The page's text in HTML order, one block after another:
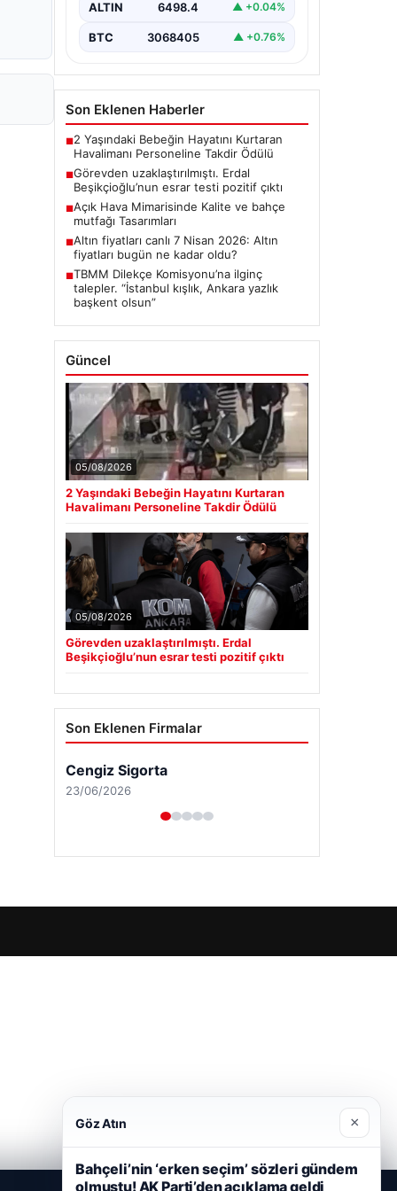
"Türkiye'nin önemli
ALTIN 6498.4 ▲ +0.04%
BTC 3068405 ▲ +0.76%
Son Eklenen Haberler
■2 Yaşındaki Bebeğin Hayatını Kurtaran
Havalimanı Personeline Takdir Ödülü
■Görevden uzaklaştırılmıştı. Erdal
Beşikçioğlu’nun esrar testi pozitif çıktı
■Açık Hava Mimarisinde Kalite ve bahçe
mutfağı Tasarımları
■Altın fiyatları canlı 7 Nisan 2026: Altın
fiyatları bugün ne kadar oldu?
■TBMM Dilekçe Komisyonu’na ilginç
talepler. “İstanbul kışlık, Ankara yazlık
başkent olsun”
Güncel
05/08/2026
2 Yaşındaki Bebeğin Hayatını Kurtaran
Havalimanı Personeline Takdir Ödülü
05/08/2026
Görevden uzaklaştırılmıştı. Erdal
Beşikçioğlu’nun esrar testi pozitif çıktı
Son Eklenen Firmalar
Cengiz Sigorta
23/06/2026
Göz Atın ×
Bahçeli’nin ‘erken seçim’ sözleri gündem
olmuştu! AK Parti’den açıklama geldi